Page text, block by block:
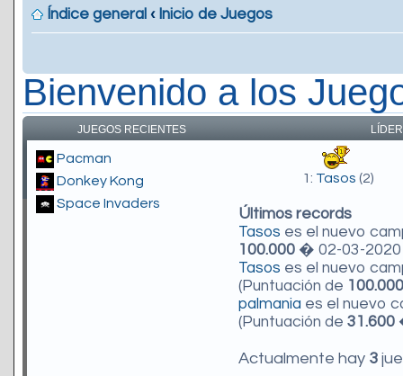
Índice general ‹ Inicio de Juegos
Bienvenido a los
JUEGOS RECIENTES
Pacman
Donkey Kong
Space Invaders
1: Tasos (2)
Últimos records
Tasos es el nuevo
100.000 � 02-03-2020
Tasos es el nuevo
(Puntuación de 100.000
palmania es el nuevo
(Puntuación de 31.600
Actualmente hay 3